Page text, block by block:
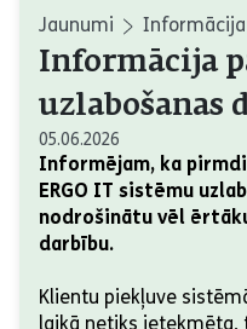
Jaunumi Informācija
Informācija
uzlabošanas
05.06.2026
Informējam, ka
ERGO IT sistēmu
nodrošinātu vēl
darbību.
Klientu piekļuve
laikā netiks